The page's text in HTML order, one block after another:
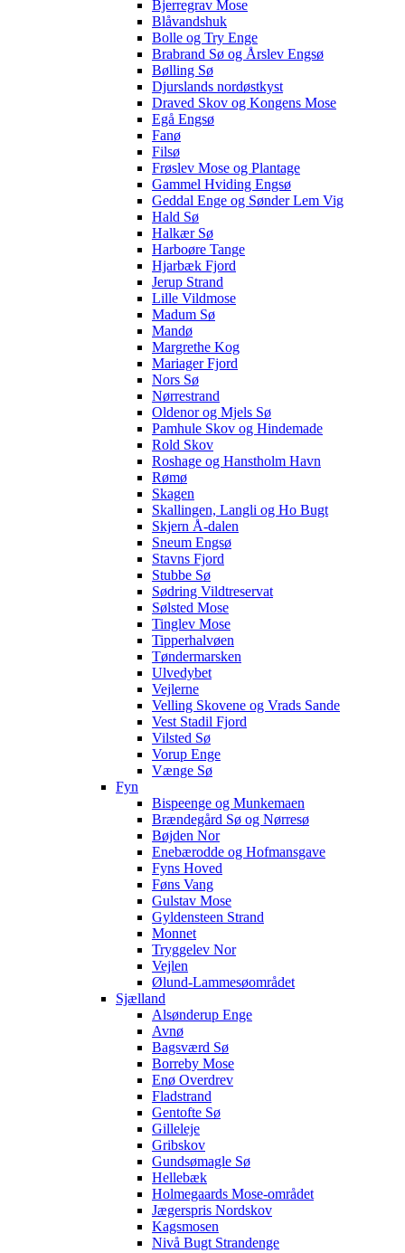
Bjerregrav Mose
Blåvandshuk
Bolle og Try Enge
Brabrand Sø og Årslev Engsø
Bølling Sø
Djurslands nordøstkyst
Draved Skov og Kongens Mose
Egå Engsø
Fanø
Filsø
Frøslev Mose og Plantage
Gammel Hviding Engsø
Geddal Enge og Sønder Lem Vig
Hald Sø
Halkær Sø
Harboøre Tange
Hjarbæk Fjord
Jerup Strand
Lille Vildmose
Madum Sø
Mandø
Margrethe Kog
Mariager Fjord
Nors Sø
Nørrestrand
Oldenor og Mjels Sø
Pamhule Skov og Hindemade
Rold Skov
Roshage og Hanstholm Havn
Rømø
Skagen
Skallingen, Langli og Ho Bugt
Skjern Å-dalen
Sneum Engsø
Stavns Fjord
Stubbe Sø
Sødring Vildtreservat
Sølsted Mose
Tinglev Mose
Tipperhalvøen
Tøndermarsken
Ulvedybet
Vejlerne
Velling Skovene og Vrads Sande
Vest Stadil Fjord
Vilsted Sø
Vorup Enge
Vænge Sø
Fyn
Bispeenge og Munkemaen
Brændegård Sø og Nørresø
Bøjden Nor
Enebærodde og Hofmansgave
Fyns Hoved
Føns Vang
Gulstav Mose
Gyldensteen Strand
Monnet
Tryggelev Nor
Vejlen
Ølund-Lammesøområdet
Sjælland
Alsønderup Enge
Avnø
Bagsværd Sø
Borreby Mose
Enø Overdrev
Fladstrand
Gentofte Sø
Gilleleje
Gribskov
Gundsømagle Sø
Hellebæk
Holmegaards Mose-området
Jægerspris Nordskov
Kagsmosen
Nivå Bugt Strandenge